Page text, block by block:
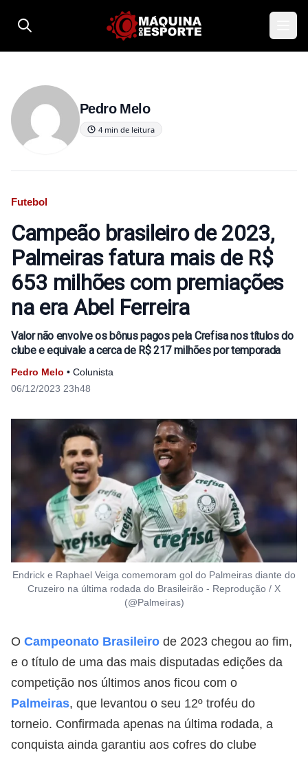
Pedro Melo
4 min de leitura
Futebol
Campeão brasileiro de 2023,
Palmeiras fatura mais de R$
653 milhões com premiações
na era Abel Ferreira
Valor não envolve os bônus pagos pela Crefisa nos títulos do
clube e equivale a cerca de R$ 217 milhões por temporada
Pedro Melo • Colunista
06/12/2023 23h48
Endrick e Raphael Veiga comemoram gol do Palmeiras diante do
Cruzeiro na última rodada do Brasileirão - Reprodução / X
(@Palmeiras)
O Campeonato Brasileiro de 2023 chegou ao fim,
e o título de uma das mais disputadas edições da
competição nos últimos anos ficou com o
Palmeiras, que levantou o seu 12º troféu do
torneio. Confirmada apenas na última rodada, a
conquista ainda garantiu aos cofres do clube